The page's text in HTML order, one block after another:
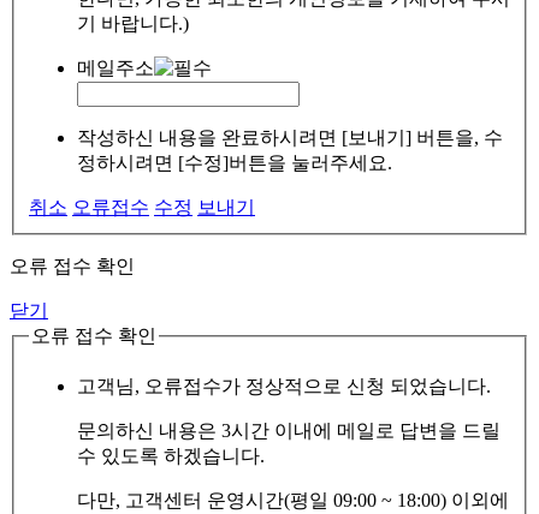
기 바랍니다.)
메일주소
작성하신 내용을 완료하시려면 [보내기] 버튼을, 수
정하시려면 [수정]버튼을 눌러주세요.
취소 오류접수 수정 보내기
오류 접수 확인
닫기
오류 접수 확인
고객님, 오류접수가 정상적으로 신청 되었습니다.
문의하신 내용은 3시간 이내에 메일로 답변을 드릴
수 있도록 하겠습니다.
다만, 고객센터 운영시간(평일 09:00 ~ 18:00) 이외에